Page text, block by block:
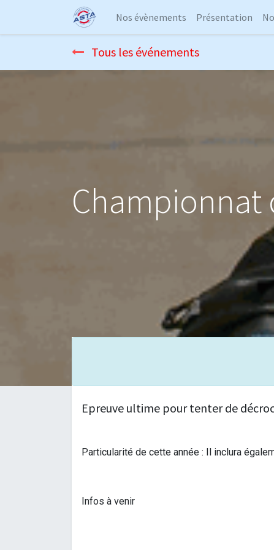
Nos évènements Présentation
Tous les événements
Championnat
Epreuve ultime pour tenter de
Particularité de cette année : Il inclura
Infos à venir